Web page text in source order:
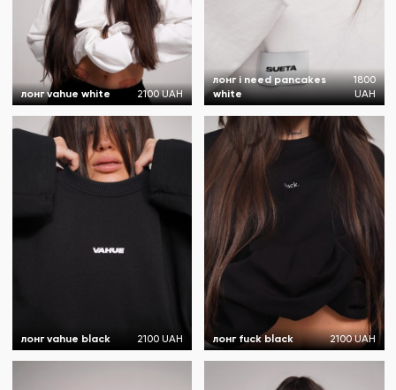
лонг vahue white 2100 UAH
лонг і need pancakes
white
1800
UAH
лонг vahue black 2100 UAH лонг fuck black 2100 UAH